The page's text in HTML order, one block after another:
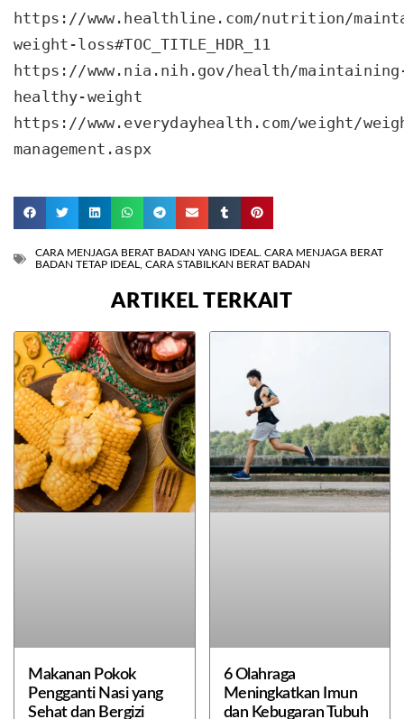
https://www.healthline.com/nutrition/
weight-loss#TOC_TITLE_HDR_11
https://www.nia.nih.gov/health/
healthy-weight
https://www.everydayhealth.com/weight/
management.aspx
CARA MENJAGA BERAT BADAN YANG IDEAL. CARA MENJAGA BERAT
BADAN TETAP IDEAL
CARA STABILKAN BERAT BADAN
ARTIKEL TERKAIT
Makanan Pokok
Pengganti Nasi yang
Sehat dan Bergizi
6 Olahraga
Meningkatkan Imun
dan Kebugaran Tubuh